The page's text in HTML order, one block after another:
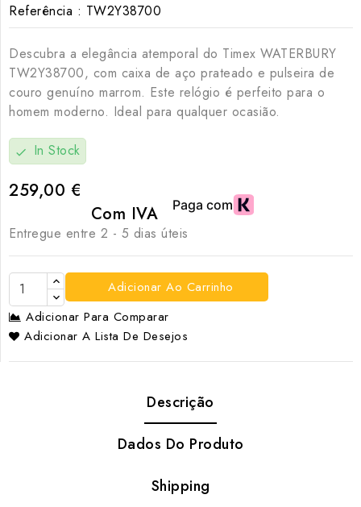
Referência : TW2Y38700
Descubra a elegância atemporal do Timex WATERBURY
TW2Y38700, com caixa de aço prateado e pulseira de
couro genuíno marrom. Este relógio é perfeito para o
homem moderno. Ideal para qualquer ocasião.
check In Stock
259,00 €
Com IVA
Entregue entre 2 - 5 dias úteis
Adicionar Ao Carrinho
Adicionar Para Comparar
Adicionar A Lista De Desejos
Descrição
Dados Do Produto
Shipping